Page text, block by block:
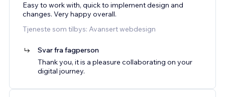
Easy to work with, quick to implement design and
changes. Very happy overall.
Tjeneste som tilbys: Avansert webdesign
Svar fra fagperson
Thank you, it is a pleasure collaborating on your
digital journey.